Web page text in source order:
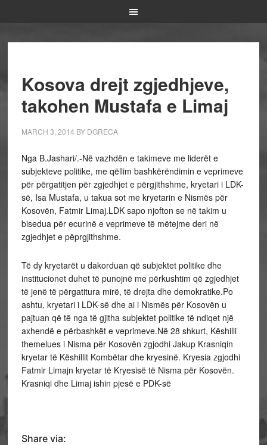
Kosova drejt zgjedhjeve,
takohen Mustafa e Limaj
MARCH 3, 2014 BY DGRECA
Nga B.Jashari/.-Në vazhdën e takimeve me liderët e
subjekteve politike, me qëllim bashkërëndimin e veprimeve
për përgatitjen për zgjedhjet e përgjithshme, kryetari i LDK-
së, Isa Mustafa, u takua sot me kryetarin e Nismës për
Kosovën, Fatmir Limaj.LDK sapo njofton se në takim u
bisedua për ecurinë e veprimeve të mëtejme deri në
zgjedhjet e pëprgjithshme.
Të dy kryetarët u dakorduan që subjektet politike dhe
institucionet duhet të punojnë me përkushtim që zgjedhjet
të jenë të përgatitura mirë, të drejta dhe demokratike.Po
ashtu, kryetari i LDK-së dhe ai i Nismës për Kosovën u
pajtuan që të nga të gjitha subjektet politike të ndiqet një
axhendë e përbashkët e veprimeve.Në 28 shkurt, Këshilli
themelues i Nisma për Kosovën zgjodhi Jakup Krasniqin
kryetar të Këshillit Kombëtar dhe kryesinë. Kryesia zgjodhi
Fatmir Limajn kryetar të Kryesisë të Nisma për Kosovën.
Krasniqi dhe Limaj ishin pjesë e PDK-së
Share via: